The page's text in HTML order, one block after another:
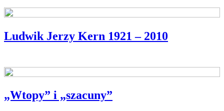
Ludwik Jerzy Kern 1921 – 2010
„Wtopy” i „szacuny”